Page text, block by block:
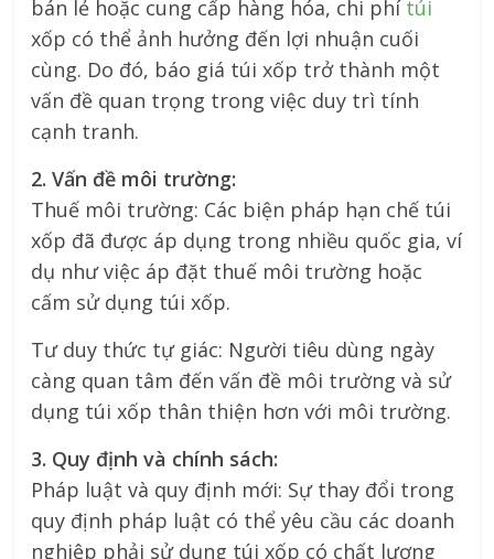
bán lẻ hoặc cung cấp hàng hóa, chi phí túi
xốp có thể ảnh hưởng đến lợi nhuận cuối
cùng. Do đó, báo giá túi xốp trở thành một
vấn đề quan trọng trong việc duy trì tính
cạnh tranh.
2. Vấn đề môi trường:
Thuế môi trường: Các biện pháp hạn chế túi
xốp đã được áp dụng trong nhiều quốc gia, ví
dụ như việc áp đặt thuế môi trường hoặc
cấm sử dụng túi xốp.
Tư duy thức tự giác: Người tiêu dùng ngày
càng quan tâm đến vấn đề môi trường và sử
dụng túi xốp thân thiện hơn với môi trường.
3. Quy định và chính sách:
Pháp luật và quy định mới: Sự thay đổi trong
quy định pháp luật có thể yêu cầu các doanh
nghiệp phải sử dụng túi xốp có chất lượng